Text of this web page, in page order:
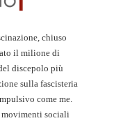
chiuso
il milione di
discepolo più
sulla fascisteria
come me.
movimenti sociali